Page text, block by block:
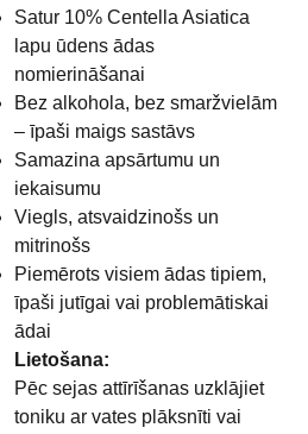
Satur 10% Centella Asiatica
lapu ūdens ādas
nomierināšanai
Bez alkohola, bez smaržvielām
– īpaši maigs sastāvs
Samazina apsārtumu un
iekaisumu
Viegls, atsvaidzinošs un
mitrinošs
Piemērots visiem ādas tipiem,
īpaši jutīgai vai problemātiskai
ādai
Lietošana:
Pēc sejas attīrīšanas uzklājiet
toniku ar vates plāksnīti vai